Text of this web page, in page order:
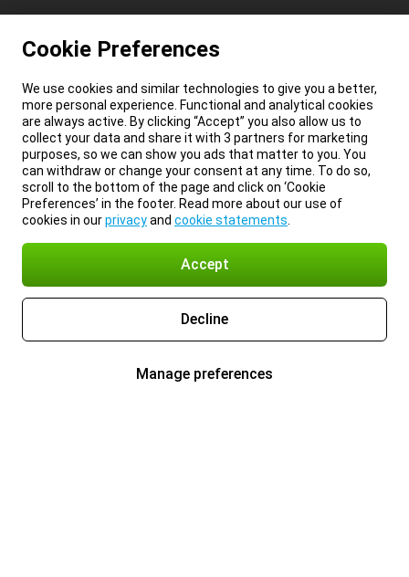
Cookie Preferences
We use cookies and similar technologies to give you a better,
more personal experience. Functional and analytical cookies
are always active. By clicking “Accept” you also allow us to
collect your data and share it with 3 partners for marketing
purposes, so we can show you ads that matter to you. You
can withdraw or change your consent at any time. To do so,
scroll to the bottom of the page and click on ‘Cookie
Preferences’ in the footer. Read more about our use of
cookies in ourprivacyand cookie statements
Accept
Decline
Manage preferences